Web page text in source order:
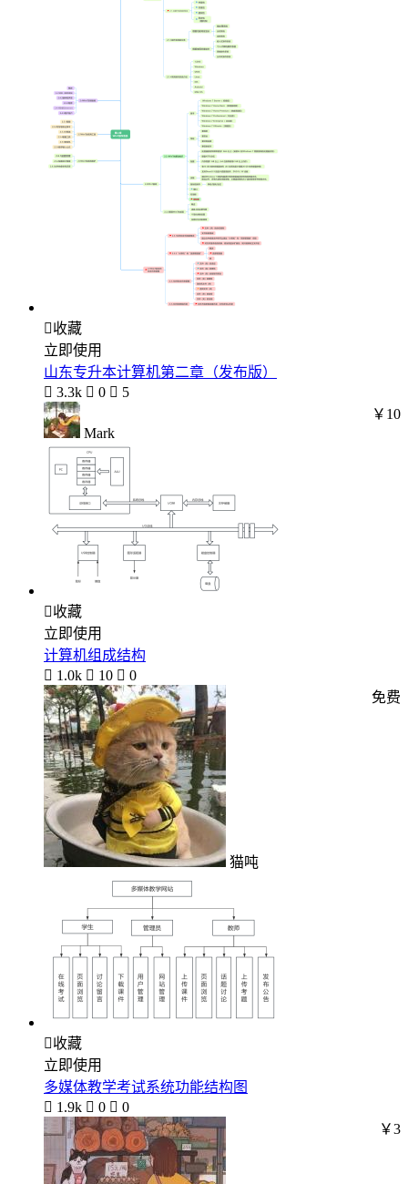
收藏
立即使用
山东专升本计算机第二章（发布版）
 3.3k  0  5
Mark
￥10
收藏
立即使用
计算机组成结构
 1.0k  10  0
猫吨
免费
收藏
立即使用
多媒体教学考试系统功能结构图
 1.9k  0  0
￥3